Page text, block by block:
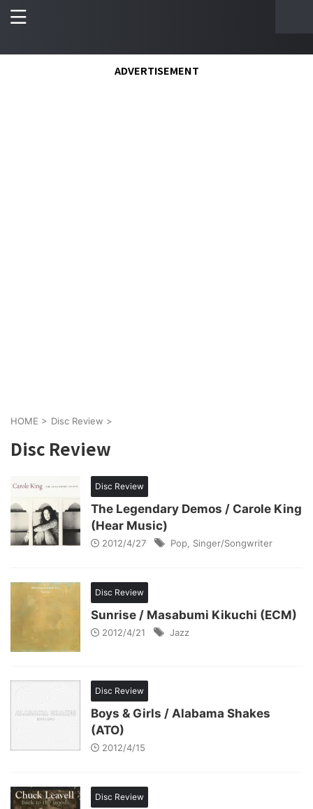
ADVERTISEMENT
HOME > Disc Review >
Disc Review
Disc Review
The Legendary Demos / Carole King
(Hear Music)
2012/4/27 Pop Singer/Songwriter
Disc Review
Sunrise / Masabumi Kikuchi (ECM)
2012/4/21 Jazz
Disc Review
Boys & Girls / Alabama Shakes
(ATO)
2012/4/15
Disc Review